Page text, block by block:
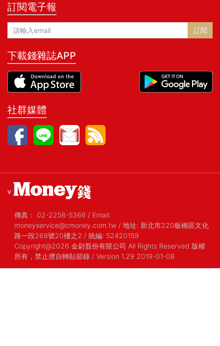
訂閱電子報
訂閱
下載錢雜誌APP
社群媒體
v
傳真： 02-2258-5366 / Email:
moneyservice@cmoney.com.tw / 地址: 新北市220板橋區文化
路一段268號20樓之2 / 統編: 52420159
Copyright@2026 金尉股份有限公司 All Rights Reserved 版權
所有，禁止擅自轉貼節錄 / Version 1.29 2019-01-08